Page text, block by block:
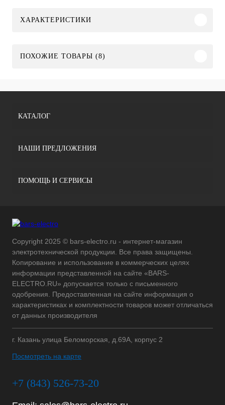
ХАРАКТЕРИСТИКИ
ПОХОЖИЕ ТОВАРЫ (8)
КАТАЛОГ
НАШИ ПРЕДЛОЖЕНИЯ
ПОМОЩЬ И СЕРВИСЫ
Copyright 2025 © bars-electro.ru - интернет-магазин
электротехнической продукции. Все права защищены.
Копирование и использование в коммерческих целях
информации представленной на сайте «BARS-
ELECTRO.RU» допускается только с письменного
одобрения. Предоставленная на сайте информация о
характеристиках и комплектности товаров может отличаться
от данных производителя
г. Казань улица Беломорская, д.69А, корпус 2
Посмотреть на карте
+7 (843) 526-73-20